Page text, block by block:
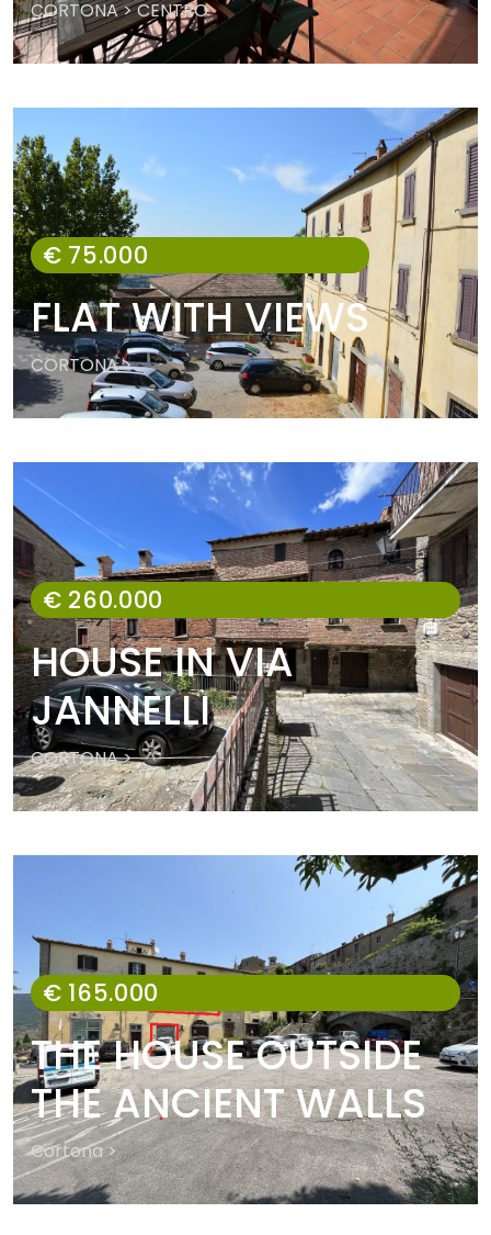
CORTONA > CENTRO
€ 75.000
FLAT WITH VIEWS
CORTONA >
€ 260.000
HOUSE IN VIA
JANNELLI
CORTONA >
€ 165.000
THE HOUSE OUTSIDE
THE ANCIENT WALLS
Cortona >